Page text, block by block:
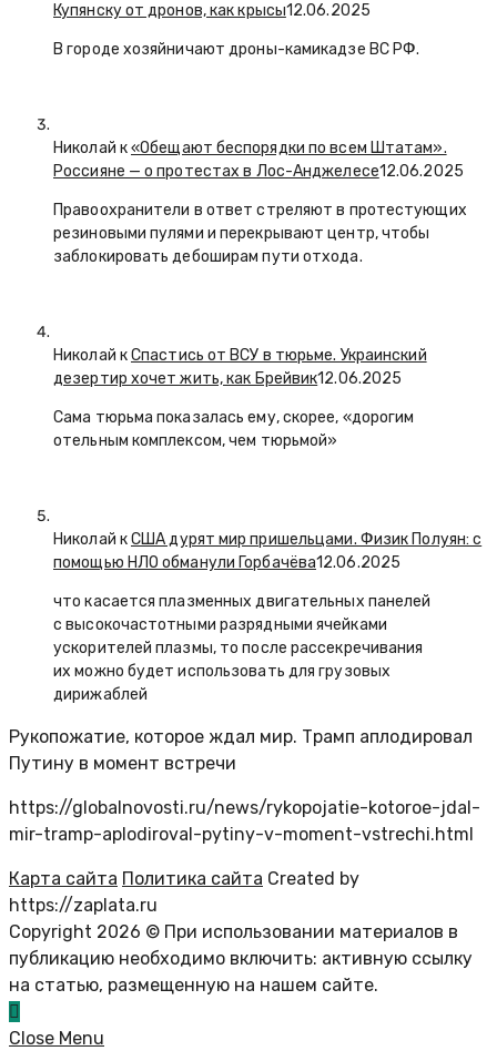
Купянску от дронов, как крысы12.06.2025
В городе хозяйничают дроны-камикадзе ВС РФ.
Николай к«Обещают беспорядки по всем Штатам».
Россияне — о протестах в Лос-Анджелесе12.06.2025
Правоохранители в ответ стреляют в протестующих
резиновыми пулями и перекрывают центр, чтобы
заблокировать дебоширам пути отхода.
Николай кСпастись от ВСУ в тюрьме. Украинский
дезертир хочет жить, как Брейвик12.06.2025
Сама тюрьма показалась ему, скорее, «дорогим
отельным комплексом, чем тюрьмой»
Николай кСША дурят мир пришельцами. Физик Полуян: с
помощью НЛО обманули Горбачёва12.06.2025
что касается плазменных двигательных панелей
с высокочастотными разрядными ячейками
ускорителей плазмы, то после рассекречивания
их можно будет использовать для грузовых
дирижаблей
Рукопожатие, которое ждал мир. Трамп аплодировал
Путину в момент встречи
https://globalnovosti.ru/news/rykopojatie-kotoroe-jdal-
mir-tramp-aplodiroval-pytiny-v-moment-vstrechi.html
Карта сайта Политика сайта Created by
https://zaplata.ru
Copyright 2026 © При использовании материалов в
публикацию необходимо включить: активную ссылку
на статью, размещенную на нашем сайте.
Close Menu